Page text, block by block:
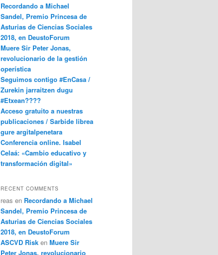
Recordando a Michael
Sandel, Premio Princesa de
Asturias de Ciencias Sociales
2018, en DeustoForum
Muere Sir Peter Jonas,
revolucionario de la gestión
operística
Seguimos contigo #EnCasa /
Zurekin jarraitzen dugu
#Etxean????
Acceso gratuito a nuestras
publicaciones / Sarbide librea
gure argitalpenetara
Conferencia online. Isabel
Celaá: «Cambio educativo y
transformación digital»
RECENT COMMENTS
reas en Recordando a Michael
Sandel, Premio Princesa de
Asturias de Ciencias Sociales
2018, en DeustoForum
ASCVD Risk en Muere Sir
Peter Jonas, revolucionario